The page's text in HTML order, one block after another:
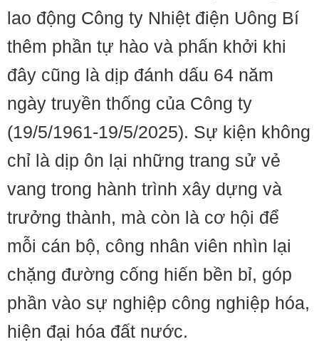
lao động Công ty Nhiệt điện Uông Bí
thêm phần tự hào và phấn khởi khi
đây cũng là dịp đánh dấu 64 năm
ngày truyền thống của Công ty
(19/5/1961-19/5/2025). Sự kiện không
chỉ là dịp ôn lại những trang sử vẻ
vang trong hành trình xây dựng và
trưởng thành, mà còn là cơ hội để
mỗi cán bộ, công nhân viên nhìn lại
chặng đường cống hiến bền bỉ, góp
phần vào sự nghiệp công nghiệp hóa,
hiện đại hóa đất nước.